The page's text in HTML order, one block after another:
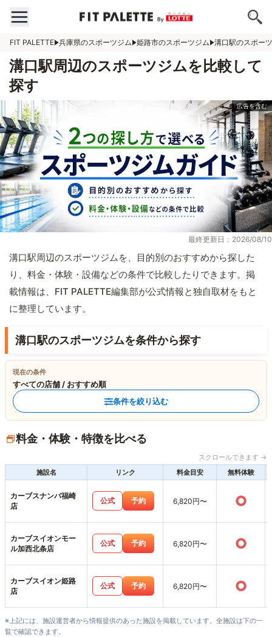
FIT PALETTE 兵庫県のスポーツジム 姫路市のスポーツジム 溝口駅のスポー
溝口駅周辺のスポーツジムを比較して
探す
最終更新日：2026/08/10
溝口駅周辺のスポーツジムを、目的別のおすすめから探した
り、料金・体験・設備などの条件で比較したりできます。掲
載情報は、FIT PALETTE編集部が公式情報と独自取材をもと
に整理しています。
溝口駅のスポーツジムを条件から探す
現在の条件
すべての店舗 / おすすめ順
条件を絞り込む
料金・体験・特徴を比べる
スクロールできます →
施設名
リンク 料金目安 無料体験
カーブスナンバ福崎
店
公式 予約 6,820円〜 ○
カーブスイオンモー
ル加西北条店
公式 予約 6,820円〜 ○
カーブスイオン姫路
店
公式 予約 6,820円〜 ○
※上記には、施設運営者から情報提供のあった施設を掲載しています。全施設は下の一
覧で確認できます。